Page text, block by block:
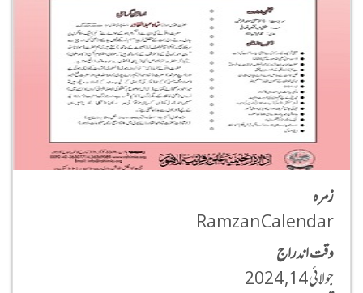
زمره
Ramzan Calendar
وقت اندراج
جولائی 14, 2024